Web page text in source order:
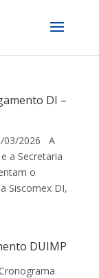
DI –
03/2026 A
a Secretaria
o
Siscomex DI,
DUIMP